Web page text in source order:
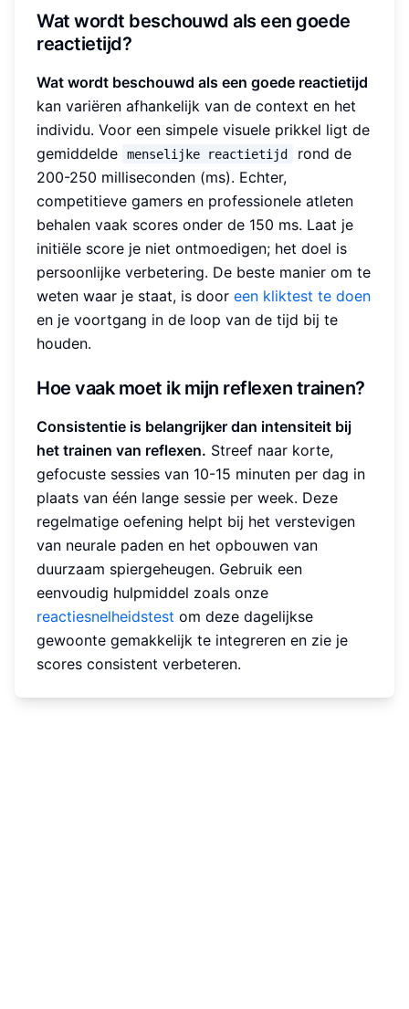
Wat wordt beschouwd als een goede
reactietijd?
Wat wordt beschouwd als een goede reactietijd
kan variëren afhankelijk van de context en het
individu. Voor een simpele visuele prikkel ligt de
gemiddelde
menselijke reactietijd
rond de
200-250 milliseconden (ms). Echter,
competitieve gamers en professionele atleten
behalen vaak scores onder de 150 ms. Laat je
initiële score je niet ontmoedigen; het doel is
persoonlijke verbetering. De beste manier om te
weten waar je staat, is door een kliktest te doen
en je voortgang in de loop van de tijd bij te
houden.
Hoe vaak moet ik mijn reflexen trainen?
Consistentie is belangrijker dan intensiteit bij
het trainen van reflexen. Streef naar korte,
gefocuste sessies van 10-15 minuten per dag in
plaats van één lange sessie per week. Deze
regelmatige oefening helpt bij het verstevigen
van neurale paden en het opbouwen van
duurzaam spiergeheugen. Gebruik een
eenvoudig hulpmiddel zoals onze
reactiesnelheidstest om deze dagelijkse
gewoonte gemakkelijk te integreren en zie je
scores consistent verbeteren.